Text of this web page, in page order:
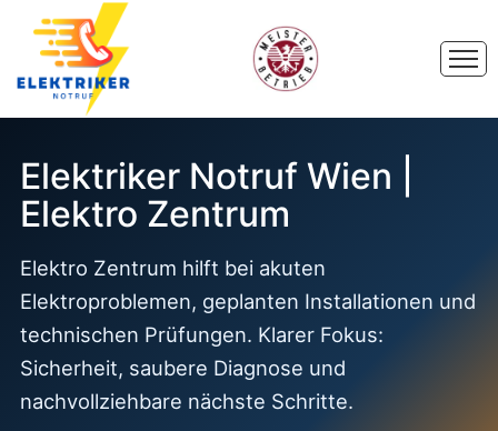
Elektriker Notruf Wien |
Elektro Zentrum
Elektro Zentrum hilft bei akuten
Elektroproblemen, geplanten Installationen und
technischen Prüfungen. Klarer Fokus:
Sicherheit, saubere Diagnose und
nachvollziehbare nächste Schritte.